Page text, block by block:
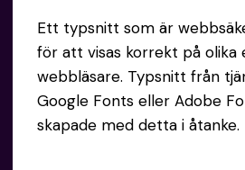
Ett typsnitt som är
för att visas korrekt på olika
webbläsare. Typsnitt från
Google Fonts eller Adobe
skapade med detta i åtanke.